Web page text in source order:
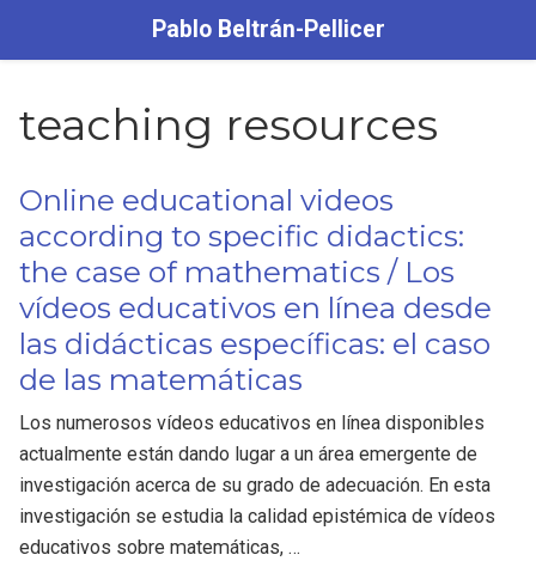
Pablo Beltrán-Pellicer
teaching resources
Online educational videos
according to specific didactics:
the case of mathematics / Los
vídeos educativos en línea desde
las didácticas específicas: el caso
de las matemáticas
Los numerosos vídeos educativos en línea disponibles
actualmente están dando lugar a un área emergente de
investigación acerca de su grado de adecuación. En esta
investigación se estudia la calidad epistémica de vídeos
educativos sobre matemáticas, …